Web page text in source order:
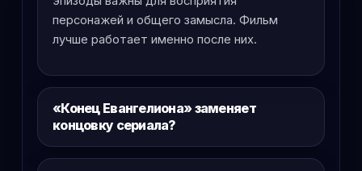
персонажей и общего замысла. Фильм
лучше работает именно после них.
«Конец Евангелиона» заменяет
концовку сериала?